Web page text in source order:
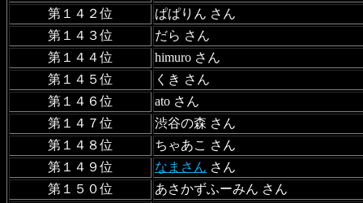
第１４２位
ぱぱりん さん
第１４３位
だら さん
第１４４位
himuro さん
第１４５位
くき さん
第１４６位
ato さん
第１４７位
渋谷の森 さん
第１４８位
ちゃあこ さん
第１４９位
なまさん さん
第１５０位
あさかずふーみん さん